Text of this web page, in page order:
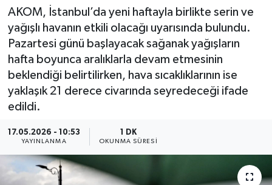
AKOM, İstanbul’da yeni haftayla birlikte serin ve
yağışlı havanın etkili olacağı uyarısında bulundu.
Pazartesi günü başlayacak sağanak yağışların
hafta boyunca aralıklarla devam etmesinin
beklendiği belirtilirken, hava sıcaklıklarının ise
yaklaşık 21 derece civarında seyredeceği ifade
edildi.
17.05.2026 - 10:53
YAYINLANMA
1 DK
OKUNMA SÜRESI
MAGAZİN
KÜLTÜR SANAT
SAĞLIK
BİLİM VE TEKNOLOJİ
OTOMOBİL
KURUMSAL
Son Dakika Haberleri
Haber Arşivi